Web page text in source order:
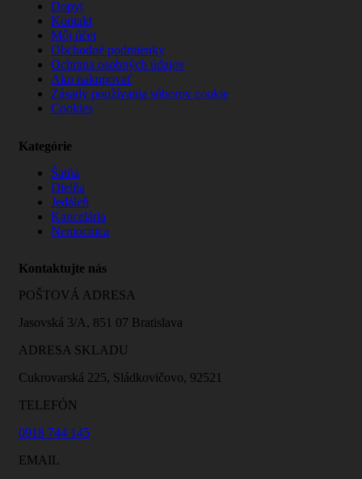
Dopyt
Kontakt
Môj účet
Obchodné podmienky
Ochrana osobných údajov
Ako nakupovať
Zásady používania súborov cookie
Cookies
Kategórie
Šatňa
Dielňa
Jedáleň
Kancelária
Nemocnica
Kontaktujte nás
POŠTOVÁ ADRESA
Jasovská 3/A, 851 07 Bratislava
ADRESA SKLADU
Cukrovarská 225, Sládkovičovo, 92521
TELEFÓN
0918 744 145
EMAIL